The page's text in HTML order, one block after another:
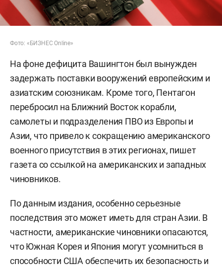
Фото: «БИЗНЕС Online»
На фоне дефицита Вашингтон был вынужден
задержать поставки вооружений европейским и
азиатским союзникам. Кроме того, Пентагон
перебросил на Ближний Восток корабли,
самолеты и подразделения ПВО из Европы и
Азии, что привело к сокращению американского
военного присутствия в этих регионах, пишет
газета со ссылкой на американских и западных
чиновников.
По данным издания, особенно серьезные
последствия это может иметь для стран Азии. В
частности, американские чиновники опасаются,
что Южная Корея и Япония могут усомниться в
способности США обеспечить их безопасность и